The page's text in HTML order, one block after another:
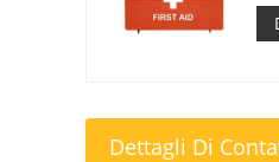
Dettagli Di